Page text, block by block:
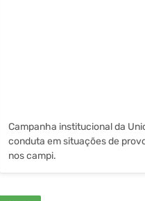
Campanha institucional da
conduta em situações de
nos campi.